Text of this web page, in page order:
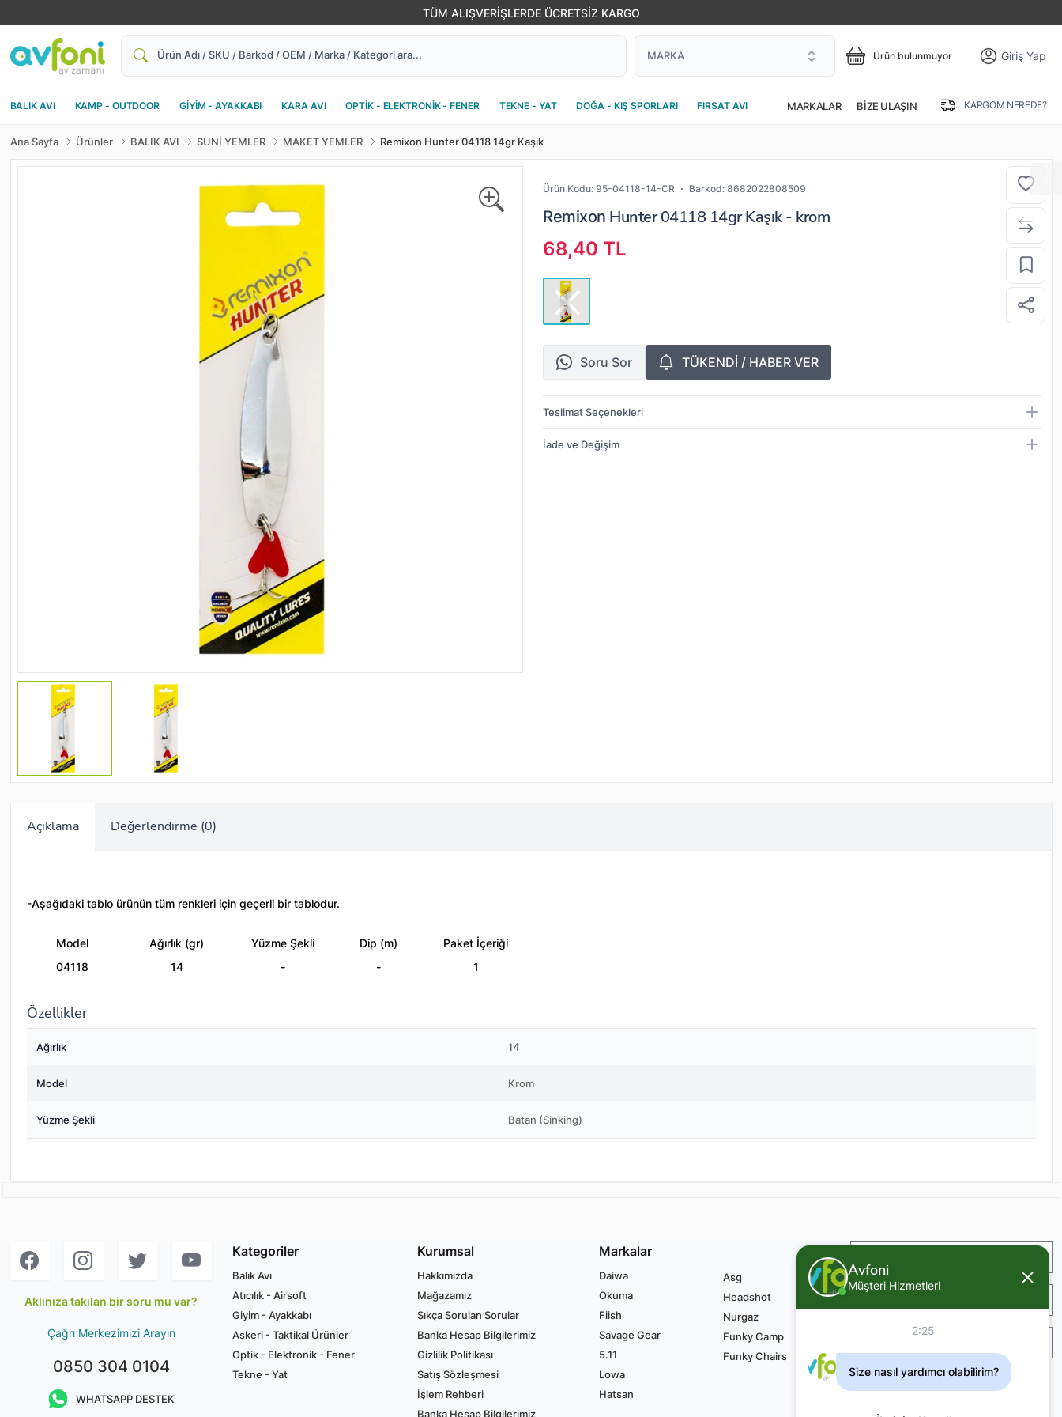
TÜM ALIŞVERİŞLERDE ÜCRETSİZ KARGO
Ara
Ürün bulunmuyor Giriş Yap
BALIK AVI KAMP - OUTDOOR GİYİM - AYAKKABI KARA AVI OPTİK - ELEKTRONİK - FENER TEKNE - YAT DOĞA - KIŞ SPORLARI FIRSAT AVI MARKALAR BIZE ULAŞIN KARGOM NEREDE?
Ana Sayfa Ürünler BALIK AVI SUNİ YEMLER MAKET YEMLER Remixon Hunter 04118 14gr Kaşık
Ürün Kodu: 95-04118-14-CR Barkod: 8682022808509
Remixon Hunter 04118 14gr Kaşık - krom
68,40 TL
Soru Sor TÜKENDİ / HABER VER
Teslimat Seçenekleri
İade ve Değişim
Açıklama Değerlendirme (0)
-Aşağıdaki tablo ürünün tüm renkleri için geçerli bir tablodur.
Model Ağırlık (gr) Yüzme Şekli Dip (m)
Paket İçeriği
04118
14 - - 1
Özellikler
Ağırlık 14
Model Krom
Yüzme Şekli Batan (Sinking)
Aklınıza takılan bir soru mu var?
Çağrı Merkezimizi Arayın
0850 304 0104
WHATSAPP DESTEK
Kategoriler
Balık Avı
Atıcılık - Airsoft
Giyim - Ayakkabı
Askeri - Taktikal Ürünler
Optik - Elektronik - Fener
Tekne - Yat
Kurumsal
Hakkımızda
Mağazamız
Sıkça Sorulan Sorular
Banka Hesap Bilgilerimiz
Gizlilik Politikası
Satış Sözleşmesi
İşlem Rehberi
Banka Hesap Bilgilerimiz
Markalar
Daiwa
Okuma
Fiish
Savage Gear
5.11
Lowa
Hatsan
Asg
Headshot
Nurgaz
Funky Camp
Funky Chairs
Avfoni
Müşteri Hizmetleri
2:25
Size nasıl yardımcı olabilirim?